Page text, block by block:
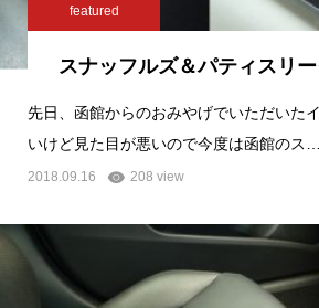
featured
スナッフルズ＆パティスリ
先日、函館からのおみやげでいただいた
いけど見た目が悪いので今度は函館のス…
2018.09.16 208 view